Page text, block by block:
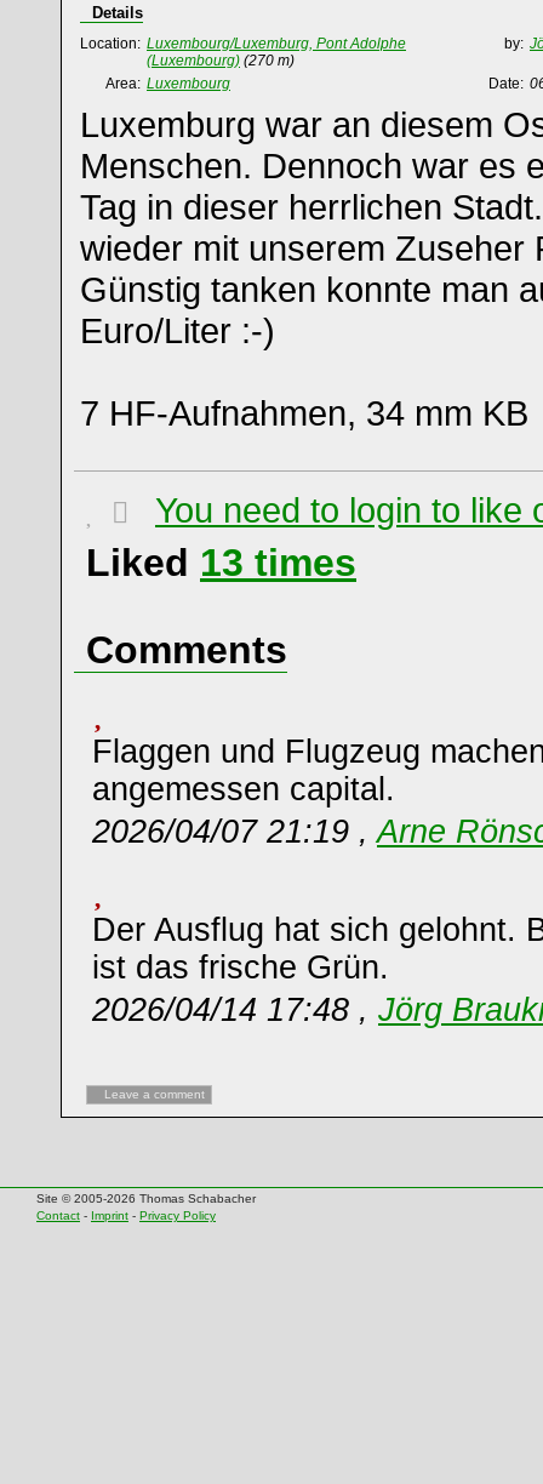
Details
Location: Luxembourg/Luxemburg, Pont Adolphe
(Luxembourg) (270 m)
by:
Area: Luxembourg Date:
Luxemburg war an diesem
Menschen. Dennoch war es
Tag in dieser herrlichen
wieder mit unserem Zuseher
Günstig tanken konnte man
Euro/Liter :-)
7 HF-Aufnahmen, 34 mm KB
You need to login to like
Liked 13 times
Comments
Flaggen und Flugzeug
angemessen capital.
2026/04/07 21:19 ,Arne
Der Ausflug hat sich gelohnt.
ist das frische Grün.
2026/04/14 17:48 , Jörg
Leave a comment
Site © 2005-2026 Thomas Schabacher
Contact - Imprint - Privacy Policy